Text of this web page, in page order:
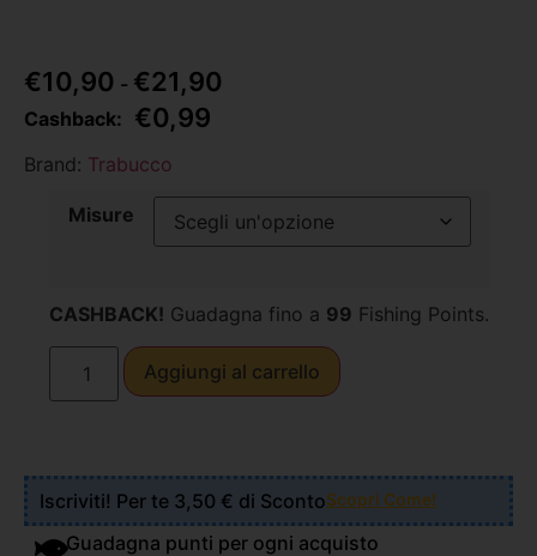
€10,90 - €21,90
Cashback: €0,99
Brand: Trabucco
Misure
CASHBACK! Guadagna fino a 99 Fishing Points.
Aggiungi al carrello
Iscriviti! Per te 3,50 € di ScontoScopri Come!
Guadagna punti per ogni acquisto